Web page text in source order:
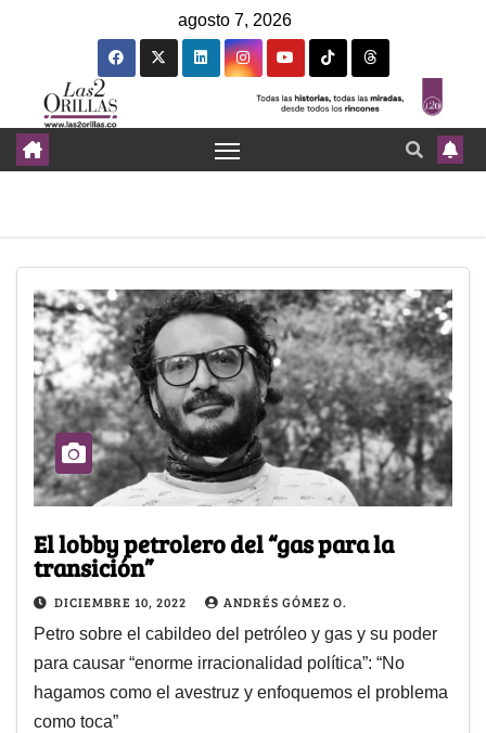
agosto 7, 2026
El lobby petrolero del “gas para la
transición”
DICIEMBRE 10, 2022 ANDRÉS GÓMEZ O.
Petro sobre el cabildeo del petróleo y gas y su poder
para causar “enorme irracionalidad política”: “No
hagamos como el avestruz y enfoquemos el problema
como toca”